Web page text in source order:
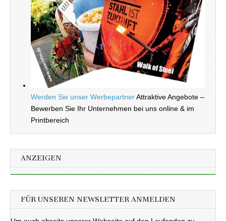
Werden Sie unser WerbepartnerAttraktive Angebote –
Bewerben Sie Ihr Unternehmen bei uns online & im
Printbereich
ANZEIGEN
FÜR UNSEREN NEWSLETTER ANMELDEN